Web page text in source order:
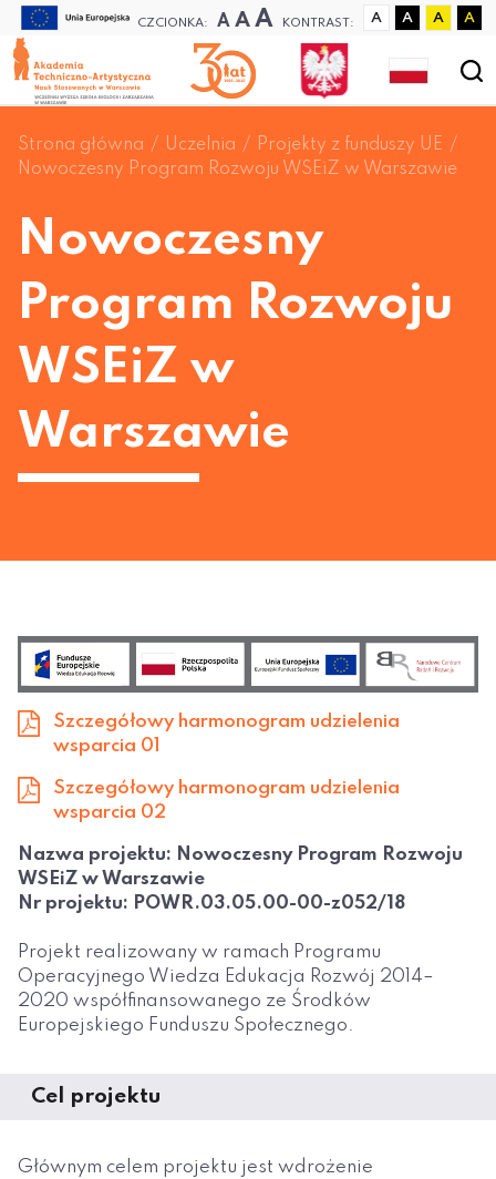
CZCIONKA: A A A KONTRAST: A A A A
Strona główna Uczelnia
Projekty z funduszy UE
Nowoczesny Program Rozwoju WSEiZ w Warszawie
Nowoczesny
Program Rozwoju
WSEiZ w
Warszawie
Szczegółowy harmonogram udzielenia
wsparcia 01
Szczegółowy harmonogram udzielenia
wsparcia 02
Nazwa projektu: Nowoczesny Program Rozwoju
WSEiZ w Warszawie
Nr projektu: POWR.03.05.00-00-z052/18
Projekt realizowany w ramach Programu
Operacyjnego Wiedza Edukacja Rozwój 2014–
2020 współfinansowanego ze Środków
Europejskiego Funduszu Społecznego.
Cel projektu
Głównym celem projektu jest wdrożenie